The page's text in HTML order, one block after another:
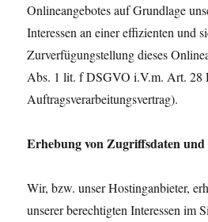
Onlineangebotes auf Grundlage
Interessen an einer effizienten und
Zurverfügungstellung dieses
Abs. 1 lit. f DSGVO i.V.m. Art. 28
Auftragsverarbeitungsvertrag).
Erhebung von Zugriffsdaten und
Wir, bzw. unser Hostinganbieter,
unserer berechtigten Interessen im